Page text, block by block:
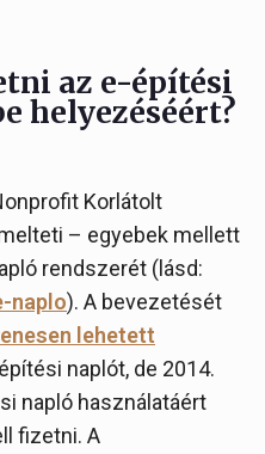
az e-építési
helyezéséért?
Korlátolt
– egyebek mellett
rendszerét (lásd:
naplo). A bevezetését
lehetett
naplót, de 2014.
napló használatáért
fizetni. A